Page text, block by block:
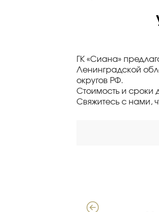
ГК «Сиана»
Ленинградской
округов РФ.
Стоимость и сроки
Свяжитесь с нами,